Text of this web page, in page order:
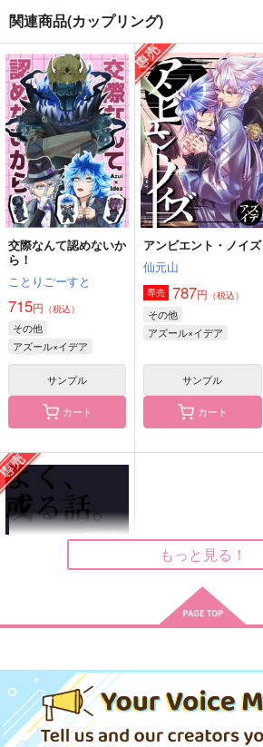
マイフェアテディ？
さいころ。
628円（税込）
ノイマン×ナタル
サンプル
作品詳細
SOUP
TIGERLILY
1,572円（税込）
イデア×アズール
サンプル
作品詳細
SAMURAI MODE
空振りファンタズマ
630円（税込）
イデア×アズール
作品詳細
関連商品(カップリング)
交際なんて認めないか
ら！
ことりごーすと
715円 （税込）
その他
アズール×イデア
サンプル
カート
アンビエント・ノイズ
仙元山
専売 787円 （税込）
その他
アズール×イデア
サンプル
カート
話。
第一の瓶
専売 787円（税込）
その他
もっと見る！